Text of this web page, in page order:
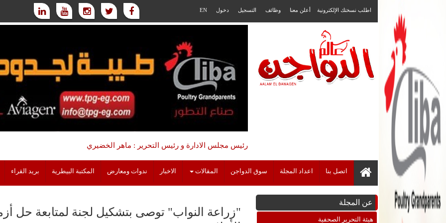
اطلب نسختك الإلكترونية أعلن معنا وظائف التسجيل دخول EN
رئيس مجلس الادارة و رئيس التحرير : ماهر الخضيري
اتصل بنا اعداد المجلة سوق الدواجن المقالات الاخبار ندوات ومعارض المكتبة البيطرية بريد القراء
عن المجلة
هيئة التحرير الصحفية
"زراعة النواب" توصى بتشكيل لجنة لمتابعة حل